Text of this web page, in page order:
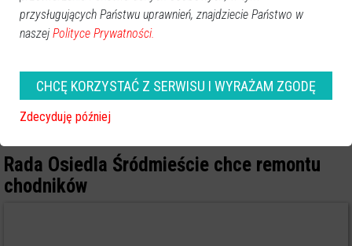
Rada Osiedla Śródmieście chce remontu
chodników
przysługujących Państwu uprawnień, znajdziecie Państwo w
naszej Polityce Prywatności.
CHCĘ KORZYSTAĆ Z SERWISU I WYRAŻAM ZGODĘ
Zdecyduję później